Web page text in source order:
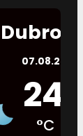
07.08.2026.
24
°C